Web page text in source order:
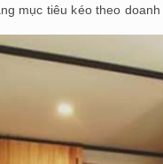
mục tiêu kéo theo